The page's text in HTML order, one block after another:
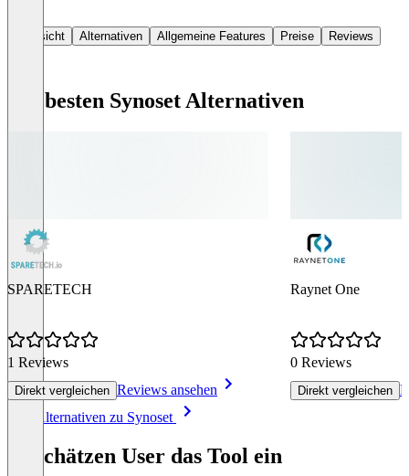
Übersicht Alternativen Allgemeine Features Preise Reviews
Die besten Synoset Alternativen
SPARETECH
1 Reviews
Direkt vergleichen Reviews ansehen
Raynet One
0 Reviews
Direkt vergleichen
Alle Alternativen zu Synoset
So schätzen User das Tool ein